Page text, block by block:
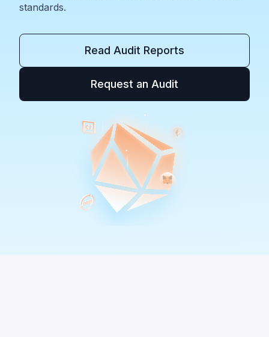
standards.
Read Audit Reports
Request an Audit